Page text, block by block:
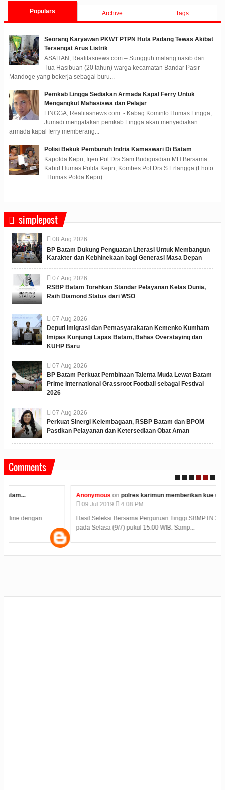
Populars Archive Tags
Seorang Karyawan PKWT PTPN Huta Padang Tewas Akibat
Tersengat Arus Listrik
ASAHAN, Realitasnews.com – Sungguh malang nasib dari
Tua Hasibuan (20 tahun) warga kecamatan Bandar Pasir
Mandoge yang bekerja sebagai buru...
Pemkab Lingga Sediakan Armada Kapal Ferry Untuk
Mengangkut Mahasiswa dan Pelajar
LINGGA, Realitasnews.com - Kabag Kominfo Humas Lingga,
Jumadi mengatakan pemkab Lingga akan menyediakan
armada kapal ferry memberang...
Polisi Bekuk Pembunuh Indria Kameswari Di Batam
Kapolda Kepri, Irjen Pol Drs Sam Budigusdian MH Bersama
Kabid Humas Polda Kepri, Kombes Pol Drs S Erlangga (Fhoto
: Humas Polda Kepri) ...
simplepost
08 Aug 2026
BP Batam Dukung Penguatan Literasi Untuk Membangun
Karakter dan Kebhinekaan bagi Generasi Masa Depan
07 Aug 2026
RSBP Batam Torehkan Standar Pelayanan Kelas Dunia,
Raih Diamond Status dari WSO
07 Aug 2026
Deputi Imigrasi dan Pemasyarakatan Kemenko Kumham
Imipas Kunjungi Lapas Batam, Bahas Overstaying dan
KUHP Baru
07 Aug 2026
BP Batam Perkuat Pembinaan Talenta Muda Lewat Batam
Prime International Grassroot Football sebagai Festival
2026
07 Aug 2026
Perkuat Sinergi Kelembagaan, RSBP Batam dan BPOM
Pastikan Pelayanan dan Ketersediaan Obat Aman
Comments
Anonymous
polres karimun memberikan kue ulang...
4:08 PM
Hasil Seleksi Bersama Perguruan Tinggi SBMPTN 2019 diumumkan
pada Selasa (9/7) pukul 15.00 WIB. Samp...